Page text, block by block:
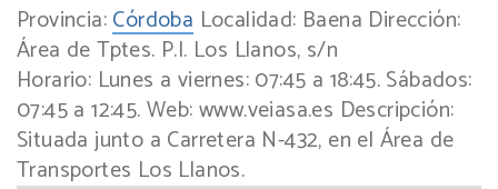
Provincia:Córdoba Localidad: Baena Dirección:
Área de Tptes. P.I. Los Llanos, s/n
Horario: Lunes a viernes: 07:45 a 18:45. Sábados:
07:45 a 12:45.Web:www.veiasa.es Descripción:
Situada junto a Carretera N-432, en el Área de
Transportes Los Llanos.